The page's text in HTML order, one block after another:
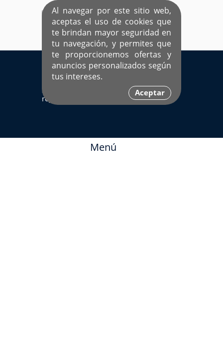
Al navegar por este sitio web,
aceptas el uso de cookies que
te brindan mayor seguridad en
tu navegación, y permites que
te proporcionemos ofertas y
anuncios personalizados según
tus intereses.
Aceptar
EL ÚNICO SITIO DEDICADO A SOLTEROS
HISPANOS COMO TÚ
Ingresa aquí
Sí ya estás
registrado
Menú